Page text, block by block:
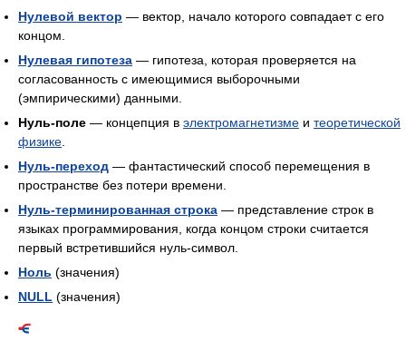
Нулевой вектор — вектор, начало которого совпадает с его
концом.
Нулевая гипотеза — гипотеза, которая проверяется на
согласованность с имеющимися выборочными
(эмпирическими) данными.
Нуль-поле — концепция в электромагнетизме и теоретической
физике
Нуль-переход — фантастический способ перемещения в
пространстве без потери времени.
Нуль-терминированная строка — представление строк в
языках программирования, когда концом строки считается
первый встретившийся нуль-символ.
Ноль (значения)
NULL (значения)